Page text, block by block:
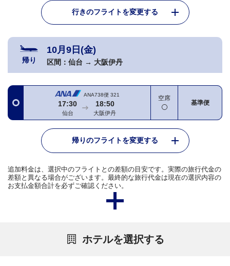
行きのフライトを変更する
帰り
10月9日(金)
区間： 仙台 → 大阪伊丹
ANA738便 321
17:30
仙台
18:50
大阪伊丹
空席
基準便
帰りのフライトを変更する
追加料金は、選択中のフライトとの差額の目安です。実際の旅行代金の
差額と異なる場合がございます。最終的な旅行代金は現在の選択内容の
お支払金額合計を必ずご確認ください。
ホテルを選択する